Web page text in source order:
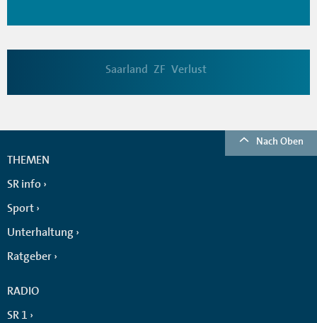
Saarland ZF Verlust
Nach Oben
THEMEN
SR info
Sport
Unterhaltung
Ratgeber
RADIO
SR 1